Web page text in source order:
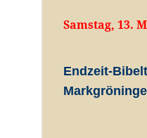
Samstag, 13.
Endzeit-